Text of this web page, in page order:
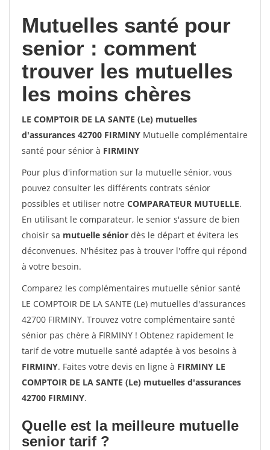
Mutuelles santé pour
senior : comment
trouver les mutuelles
les moins chères
LE COMPTOIR DE LA SANTE (Le) mutuelles
d'assurances 42700 FIRMINY Mutuelle complémentaire
santé pour sénior à FIRMINY
Pour plus d'information sur la mutuelle sénior, vous
pouvez consulter les différents contrats sénior
possibles et utiliser notre COMPARATEUR MUTUELLE.
En utilisant le comparateur, le senior s'assure de bien
choisir sa mutuelle sénior dès le départ et évitera les
déconvenues. N'hésitez pas à trouver l'offre qui répond
à votre besoin.
Comparez les complémentaires mutuelle sénior santé
LE COMPTOIR DE LA SANTE (Le) mutuelles d'assurances
42700 FIRMINY. Trouvez votre complémentaire santé
sénior pas chère à FIRMINY ! Obtenez rapidement le
tarif de votre mutuelle santé adaptée à vos besoins à
FIRMINY. Faites votre devis en ligne à FIRMINY LE
COMPTOIR DE LA SANTE (Le) mutuelles d'assurances
42700 FIRMINY.
Quelle est la meilleure mutuelle
senior tarif ?